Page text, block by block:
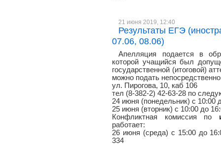
21 июня 2019, 12:40
Результаты ЕГЭ
07.06, 08.06)
Апелляция подается в
которой учащийся был
государственной (итоговой)
можно подать
ул. Пирогова, 10, каб 106
тел (8-382-2) 42-63-28 по
24 июня (понедельник) с 10:00
25 июня (вторник) с 10:00 до
Конфликтная комиссия по
работает:
26 июня (среда) с 15:00 до
334